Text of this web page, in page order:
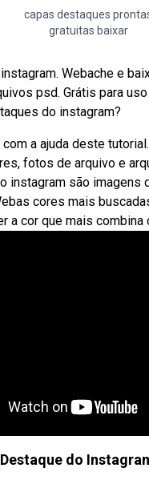
capas destaques
gratuitas baixar
Webache e
psd. Grátis para
do instagram?
a ajuda deste
fotos de arquivo e
instagram são
cores mais
a cor que mais combina
do